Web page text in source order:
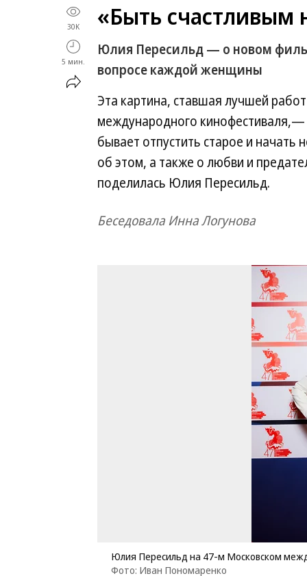
30K
5 мин.
«Быть счастливым
Юлия Пересильд — о новом
вопросе каждой женщины
Эта картина, ставшая лучшей
международного
бывает отпустить старое и
об этом, а также о любви и
поделилась Юлия Пересильд.
Беседовала Инна Логунова
Юлия Пересильд на 47-м Московском
Фото: Иван Пономаренко